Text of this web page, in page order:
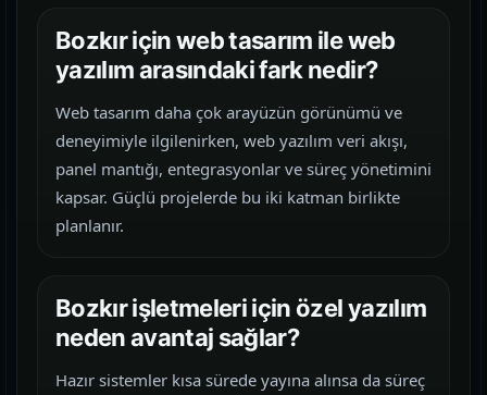
Bozkır için web tasarım ile web
yazılım arasındaki fark nedir?
Web tasarım daha çok arayüzün görünümü ve
deneyimiyle ilgilenirken, web yazılım veri akışı,
panel mantığı, entegrasyonlar ve süreç yönetimini
kapsar. Güçlü projelerde bu iki katman birlikte
planlanır.
Bozkır işletmeleri için özel yazılım
neden avantaj sağlar?
Hazır sistemler kısa sürede yayına alınsa da süreç